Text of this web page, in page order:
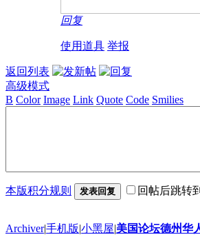
回复
使用道具 举报
返回列表
高级模式
B Color Image Link Quote Code Smilies
本版积分规则 发表回复 回帖后跳转
Archiver|手机版|小黑屋|美国论坛德州华